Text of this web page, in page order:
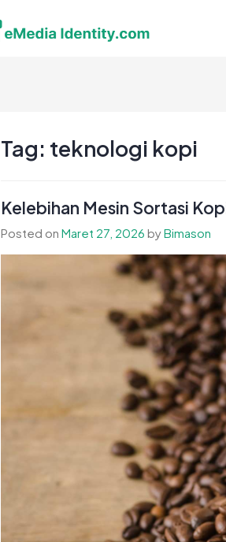
Tag: teknologi kopi
Kelebihan Mesin Sortasi
Posted on Maret 27, 2026 byBimason